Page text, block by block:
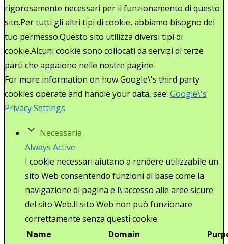
rigorosamente necessari per il funzionamento di questo
sito.Per tutti gli altri tipi di cookie, abbiamo bisogno del
tuo permesso.Questo sito utilizza diversi tipi di
cookie.Alcuni cookie sono collocati da servizi di terze
parti che appaiono nelle nostre pagine.
For more information on how Google\'s third party
cookies operate and handle your data, see: Google\'s
Privacy Settings
Necessaria
Always Active
I cookie necessari aiutano a rendere utilizzabile un
sito Web consentendo funzioni di base come la
navigazione di pagina e l\'accesso alle aree sicure
del sito Web.Il sito Web non può funzionare
correttamente senza questi cookie.
Name
Domain